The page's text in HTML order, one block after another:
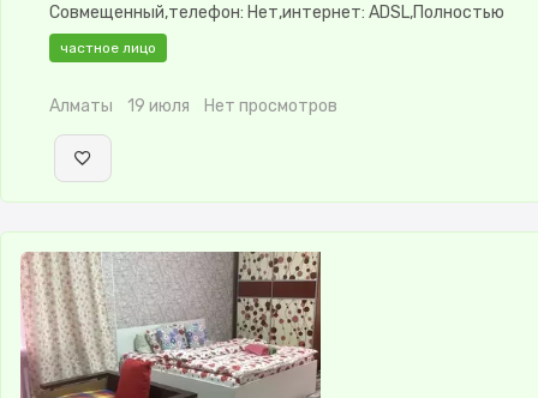
Совмещенный,телефон: Нет,интернет: ADSL,Полностью
меблирована,Полностью
изолированы
частное лицо
Алматы 19 июля Нет просмотров